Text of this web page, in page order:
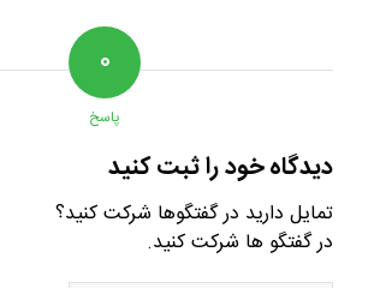
۰
پاسخ
دیدگاه خود را ثبت کنید
تمایل دارید در گفتگوها شرکت کنید؟
در گفتگو ها شرکت کنید.